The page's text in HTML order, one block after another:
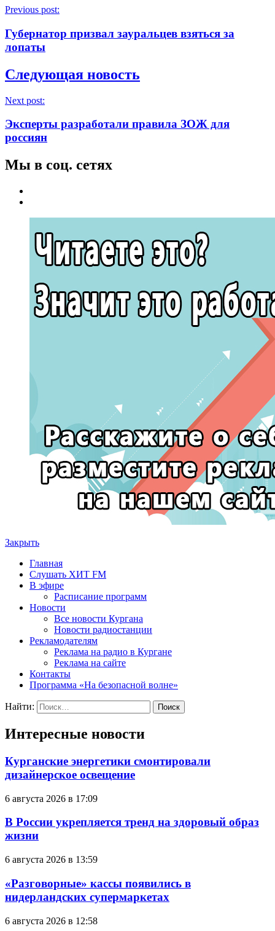
Previous post:
Губернатор призвал зауральцев взяться за
лопаты
Следующая новость
Next post:
Эксперты разработали правила ЗОЖ для
россиян
Мы в соц. сетях
Закрыть
Главная
Слушать ХИТ FM
В эфире
Расписание программ
Новости
Все новости Кургана
Новости радиостанции
Рекламодателям
Реклама на радио в Кургане
Реклама на сайте
Контакты
Программа «На безопасной волне»
Найти:
Интересные новости
Курганские энергетики смонтировали
дизайнерское освещение
6 августа 2026 в 17:09
В России укрепляется тренд на здоровый образ
жизни
6 августа 2026 в 13:59
«Разговорные» кассы появились в
нидерландских супермаркетах
6 августа 2026 в 12:58